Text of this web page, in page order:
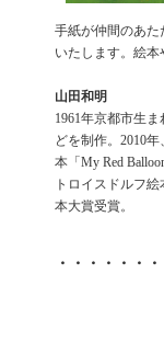
手紙が仲間のあ
いたします。絵
山田和明
1961年京都市生
どを制作。2010
本「My Red
トロイスドルフ
本大賞受賞。
・・・・・・